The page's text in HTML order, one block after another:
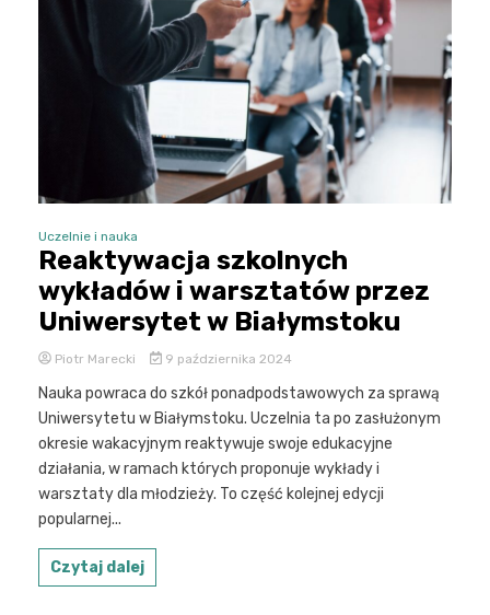
Uczelnie i nauka
Reaktywacja szkolnych
wykładów i warsztatów przez
Uniwersytet w Białymstoku
Piotr Marecki 9 października 2024
Nauka powraca do szkół ponadpodstawowych za sprawą
Uniwersytetu w Białymstoku. Uczelnia ta po zasłużonym
okresie wakacyjnym reaktywuje swoje edukacyjne
działania, w ramach których proponuje wykłady i
warsztaty dla młodzieży. To część kolejnej edycji
popularnej...
Czytaj dalej